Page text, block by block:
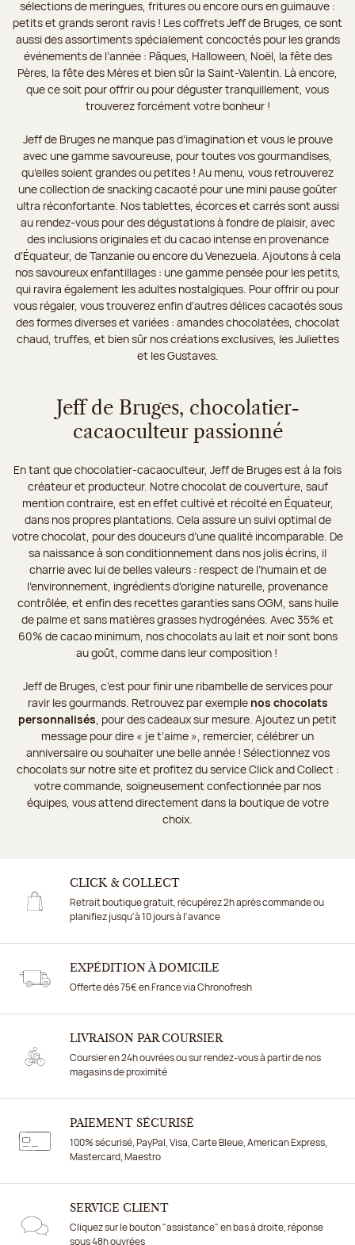
sélections de meringues, fritures ou encore ours en guimauve :
petits et grands seront ravis ! Les coffrets Jeff de Bruges, ce sont
aussi des assortiments spécialement concoctés pour les grands
événements de l’année : Pâques, Halloween, Noël, la fête des
Pères, la fête des Mères et bien sûr la Saint-Valentin. Là encore,
que ce soit pour offrir ou pour déguster tranquillement, vous
trouverez forcément votre bonheur !
Jeff de Bruges ne manque pas d’imagination et vous le prouve
avec une gamme savoureuse, pour toutes vos gourmandises,
qu’elles soient grandes ou petites ! Au menu, vous retrouverez
une collection de snacking cacaoté pour une mini pause goûter
ultra réconfortante. Nos tablettes, écorces et carrés sont aussi
au rendez-vous pour des dégustations à fondre de plaisir, avec
des inclusions originales et du cacao intense en provenance
d’Équateur, de Tanzanie ou encore du Venezuela. Ajoutons à cela
nos savoureux enfantillages : une gamme pensée pour les petits,
qui ravira également les adultes nostalgiques. Pour offrir ou pour
vous régaler, vous trouverez enfin d’autres délices cacaotés sous
des formes diverses et variées : amandes chocolatées, chocolat
chaud, truffes, et bien sûr nos créations exclusives, les Juliettes
et les Gustaves.
Jeff de Bruges, chocolatier-
cacaoculteur passionné
En tant que chocolatier-cacaoculteur, Jeff de Bruges est à la fois
créateur et producteur. Notre chocolat de couverture, sauf
mention contraire, est en effet cultivé et récolté en Équateur,
dans nos propres plantations. Cela assure un suivi optimal de
votre chocolat, pour des douceurs d’une qualité incomparable. De
sa naissance à son conditionnement dans nos jolis écrins, il
charrie avec lui de belles valeurs : respect de l’humain et de
l’environnement, ingrédients d’origine naturelle, provenance
contrôlée, et enfin des recettes garanties sans OGM, sans huile
de palme et sans matières grasses hydrogénées. Avec 35% et
60% de cacao minimum, nos chocolats au lait et noir sont bons
au goût, comme dans leur composition !
Jeff de Bruges, c’est pour finir une ribambelle de services pour
ravir les gourmands. Retrouvez par exemple nos chocolats
personnalisés , pour des cadeaux sur mesure. Ajoutez un petit
message pour dire « je t’aime », remercier, célébrer un
anniversaire ou souhaiter une belle année ! Sélectionnez vos
chocolats sur notre site et profitez du service Click and Collect :
votre commande, soigneusement confectionnée par nos
équipes, vous attend directement dans la boutique de votre
choix.
CLICK & COLLECT
Retrait boutique gratuit, récupérez 2h après commande ou
planifiez jusqu'à 10 jours à l'avance
EXPÉDITION À DOMICILE
Offerte dès 75€ en France via Chronofresh
LIVRAISON PAR COURSIER
Coursier en 24h ouvrées ou sur rendez-vous à partir de nos
magasins de proximité
PAIEMENT SÉCURISÉ
100% sécurisé, PayPal, Visa, Carte Bleue, American Express,
Mastercard, Maestro
SERVICE CLIENT
Cliquez sur le bouton "assistance" en bas à droite, réponse
sous 48h ouvrées